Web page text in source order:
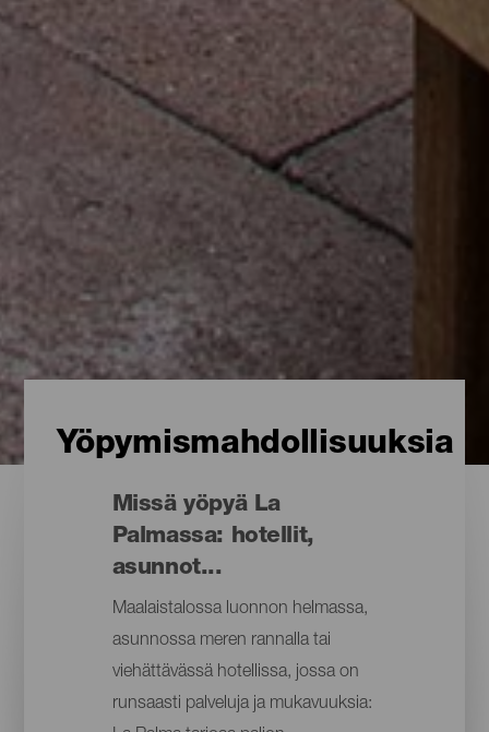
Yöpymismahdollisuuksia
Missä yöpyä La
Palmassa: hotellit,
asunnot...
Maalaistalossa luonnon helmassa,
asunnossa meren rannalla tai
viehättävässä hotellissa, jossa on
runsaasti palveluja ja mukavuuksia: